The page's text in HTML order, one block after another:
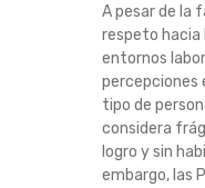
A pesar de la
respeto hacia
entornos
percepciones
tipo de
considera
logro y sin
embargo, las